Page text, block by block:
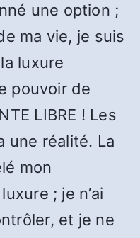
une option ;
ma vie, je suis
luxure
pouvoir de
LIBRE ! Les
une réalité. La
mon
; je n’ai
et je ne